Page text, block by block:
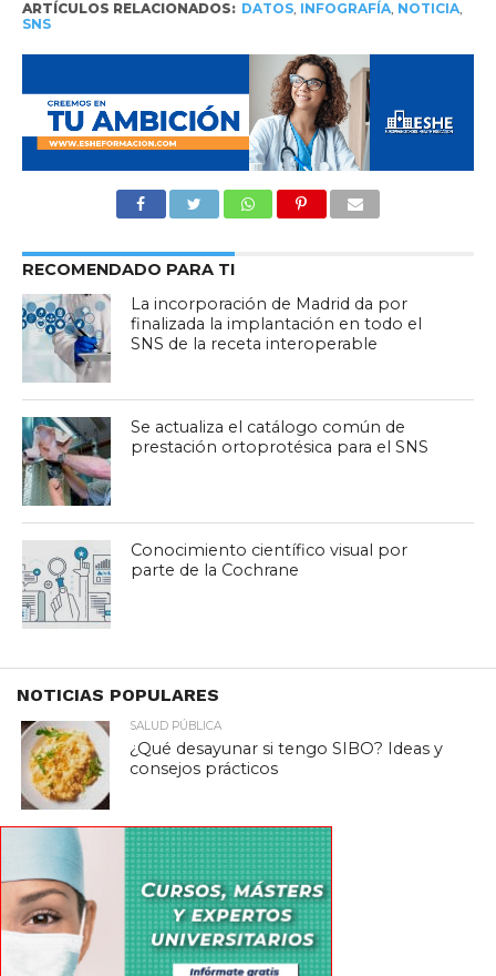
ARTÍCULOS RELACIONADOS: DATOS, INFOGRAFÍA, NOTICIA,
SNS
RECOMENDADO PARA TI
La incorporación de Madrid da por
finalizada la implantación en todo el
SNS de la receta interoperable
Se actualiza el catálogo común de
prestación ortoprotésica para el SNS
Conocimiento científico visual por
parte de la Cochrane
NOTICIAS POPULARES
SALUD PÚBLICA
¿Qué desayunar si tengo SIBO? Ideas y
consejos prácticos